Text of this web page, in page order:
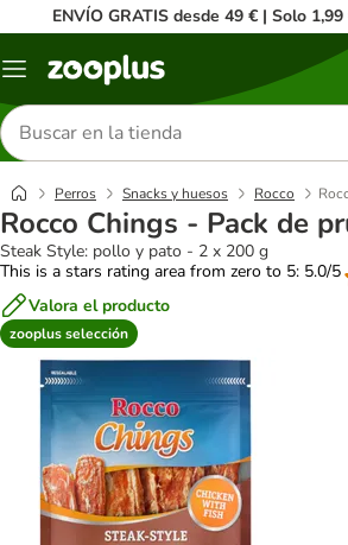
ENVÍO GRATIS desde 49 € | Solo
Menú
Buscar
productos
Perros Snacks y huesos Rocco
Rocco Chings - Pack de
Steak Style: pollo y pato - 2 x 200 g
This is a stars rating area from zero to 5: 5.0/5
Valora el producto
zooplus selección